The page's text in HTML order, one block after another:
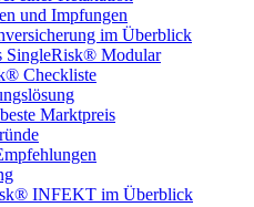
und Impfungen
im Überblick
SingleRisk® Modular
Checkliste
Marktpreis
INFEKT im Überblick